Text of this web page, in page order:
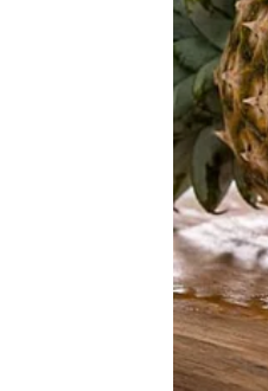
Vila se
spavaće
suprugove
zbog ovog